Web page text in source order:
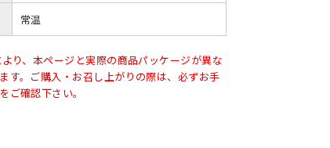
常温
り、本ページと実際の商品パッケージが異な
す。ご購入・お召し上がりの際は、必ずお手
ご確認下さい。